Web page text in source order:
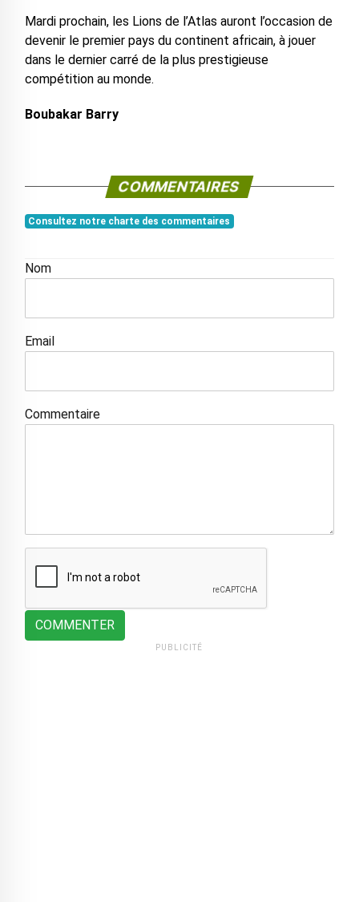
Mardi prochain, les Lions de l’Atlas auront l’occasion de
devenir le premier pays du continent africain, à jouer
dans le dernier carré de la plus prestigieuse
compétition au monde.
Boubakar Barry
COMMENTAIRES
Consultez notre charte des commentaires
Nom
Email
Commentaire
COMMENTER
PUBLICITÉ